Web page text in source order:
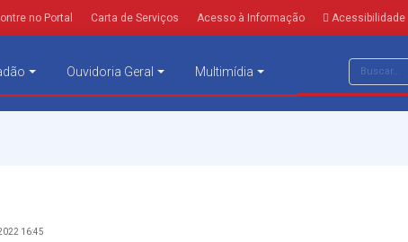
no Portal Carta de Serviços Acesso à Informação Acessibilidade
Ouvidoria Geral Multimídia
16:45